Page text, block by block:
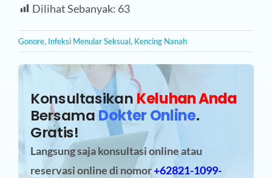
Dilihat Sebanyak: 63
Gonore, Infeksi Menular Seksual, Kencing Nanah
KonsultasikanKeluhan Anda
BersamaDokter Online.
Gratis!
Langsung saja konsultasi online atau
reservasi onlinedi nomor+62821-1099-